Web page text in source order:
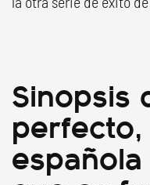
Sinopsis